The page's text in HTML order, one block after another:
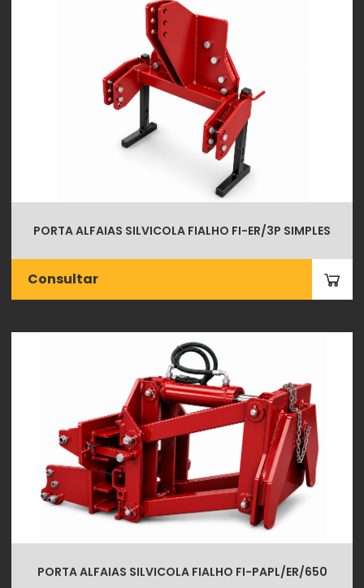
PORTA ALFAIAS SILVICOLA FIALHO FI-ER/3P SIMPLES
Consultar
PORTA ALFAIAS SILVICOLA FIALHO FI-PAPL/ER/650